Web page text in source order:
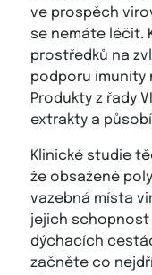
ve prospěch
se nemáte léčit.
prostředků na
podporu imunity
Produkty z řady
extrakty a
Klinické studie
že obsažené
vazebná místa
jejich schopnost
dýchacích
začněte co